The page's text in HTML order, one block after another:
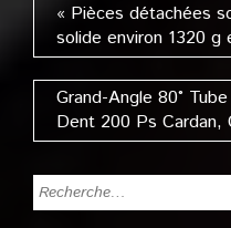
« Pièces détachées
solide environ 1320 g
Grand-Angle 80°
Dent 200 Ps Cardan,